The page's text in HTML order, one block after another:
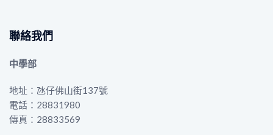
聯絡我們
中學部
地址：氹仔佛山街137號
電話：28831980
傳真：28833569